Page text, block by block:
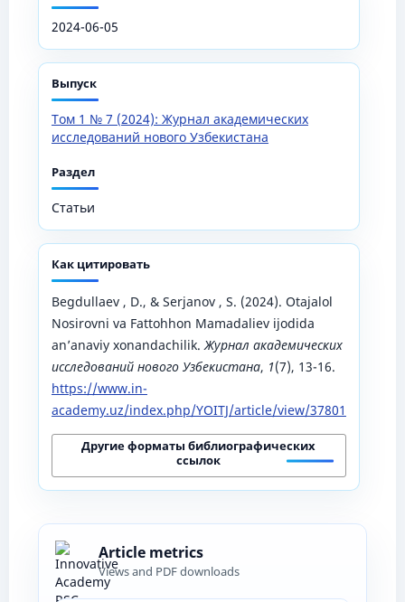
2024-06-05
Выпуск
Том 1 № 7 (2024): Журнал академических
исследований нового Узбекистана
Раздел
Статьи
Как цитировать
Begdullaev , D., & Serjanov , S. (2024). Otajalol
Nosirovni va Fattohhon Mamadaliev ijodida
an’anaviy xonandachilik.Журнал академических
исследований нового Узбекистана, 1(7), 13-16.
https://www.in-
academy.uz/index.php/YOITJ/article/view/37801
Другие форматы библиографических
ссылок
Article metrics
Views and PDF downloads